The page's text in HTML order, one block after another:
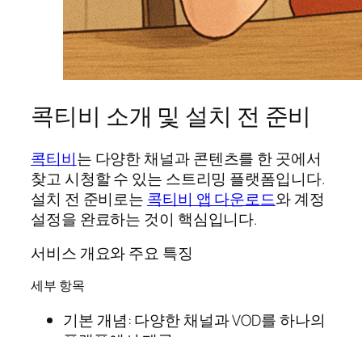
콕티비 소개 및 설치 전 준비
콕티비는 다양한 채널과 콘텐츠를 한 곳에서
찾고 시청할 수 있는 스트리밍 플랫폼입니다.
설치 전 준비로는 콕티비 앱 다운로드와 계정
설정을 완료하는 것이 핵심입니다.
서비스 개요와 주요 특징
세부 항목
기본 개념: 다양한 채널과 VOD를 하나의